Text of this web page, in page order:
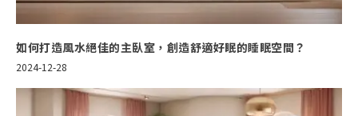
如何打造風水絕佳的主臥室，創造舒適好眠的睡眠空間？
2024-12-28